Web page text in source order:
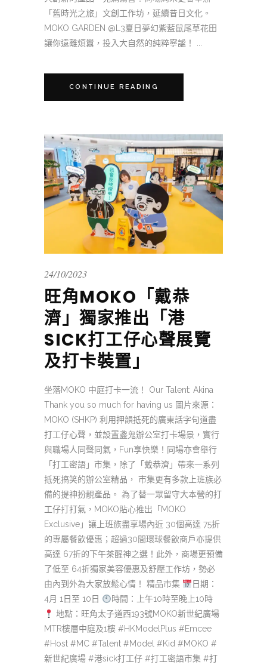
「舊時光之旅」文創工作坊，延續昔日文化。
MOKO GARDEN @L3夏日夢幻紫藍鼠尾草花田
讓你遠離煩囂，投入大自然的純粹寧謐！ ...
CONTINUE READING
24/10/2023
旺角MOKO「戴恭
濟」獨家推出「港
SICK打工仔心聲展覽
及打卡裝置」
坐落MOKO 中庭打卡一流！ Our Talent: Akina
Thank you so much for having us 圖片來源：
MOKO (SHKP) 利用押韻抵死的廣東話字句道盡
打工仔心聲，並設置盞鬼辦公室打卡場景，實行
與職場人同聲同氣，Fun享快樂！同場亦會舉行
「打工密語」市集，除了「戴恭濟」帶來一系列
抵死搞笑的辦公室精品， 市集更有多款上班族必
備的提神扮靚產品。 為了替一眾留守大本營的打
工仔打打氣，MOKO貼心推出「MOKO
Exclusive」讓上班族盡享場內近 30個高達 75折
的專屬餐飲優惠；超過30間環球餐飲商戶亦提供
高達 67折的下午茶醒神之選！此外，商場更預備
了低至 64折獨家美容優惠及舒壓工作坊，勢必
由內到外為大家放鬆心情！ 精品市集
日期：
4月 1日至 10日
時間：上午10時至晚上10時
地點：旺角太子道西193號MOKO新世紀廣場
MTR樓層中庭及1樓 #HKModelPlus #Emcee
#Host #MC #Talent #Model #Kid #MOKO #
新世紀廣場 #港sick打工仔 #打工密語市集 #打